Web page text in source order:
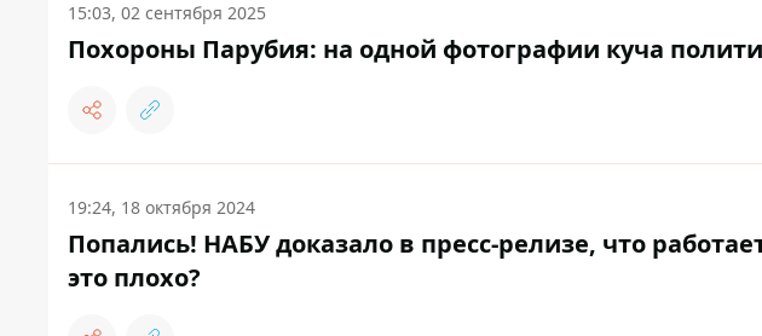
15:03, 02 сентября 2025
Похороны Парубия: на одной фотографии куча
19:24, 18 октября 2024
Попались! НАБУ доказало в пресс-релизе, что
это плохо?